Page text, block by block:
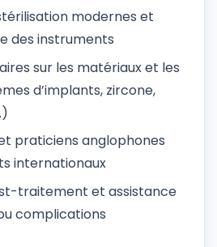
modernes et
des instruments
sur les matériaux et les
d’implants, zircone,
praticiens anglophones
internationaux
traitement et assistance
complications